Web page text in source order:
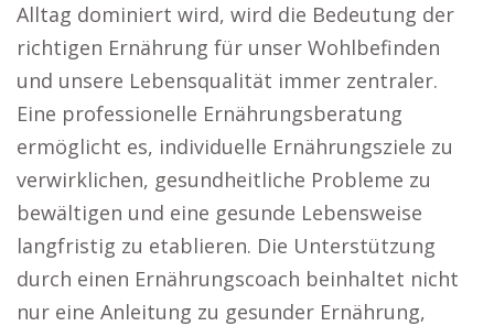
Alltag dominiert wird, wird die Bedeutung der
richtigen Ernährung für unser Wohlbefinden
und unsere Lebensqualität immer zentraler.
Eine professionelle Ernährungsberatung
ermöglicht es, individuelle Ernährungsziele zu
verwirklichen, gesundheitliche Probleme zu
bewältigen und eine gesunde Lebensweise
langfristig zu etablieren. Die Unterstützung
durch einen Ernährungscoach beinhaltet nicht
nur eine Anleitung zu gesunder Ernährung,